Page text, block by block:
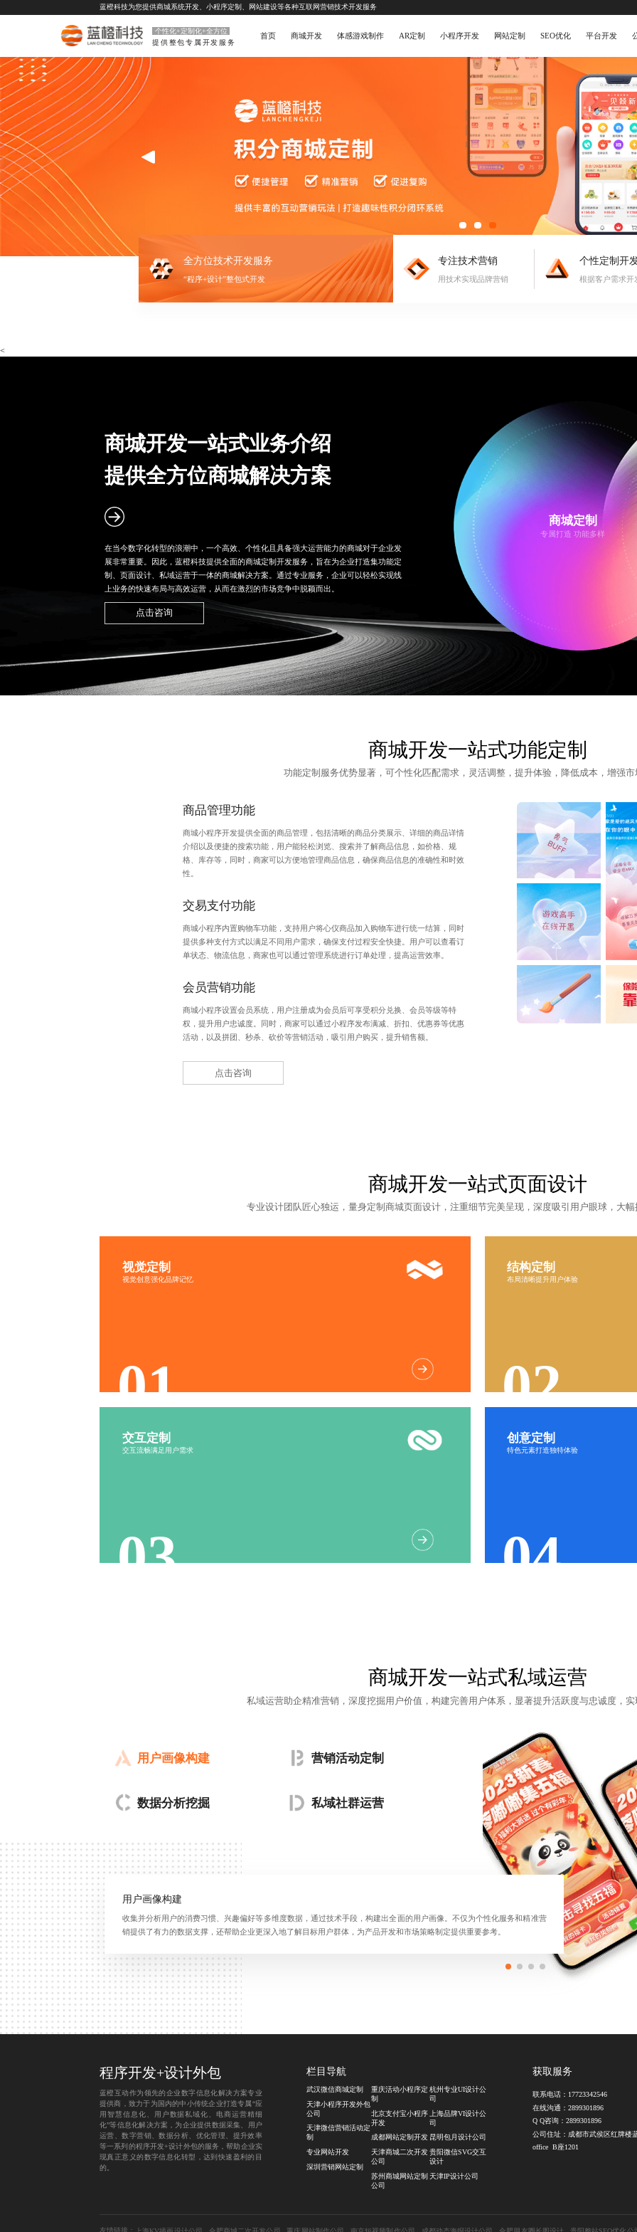
蓝橙科技为您提供商城系统开发 小程序定制 网站建设等各种互联网营销技术开发服务
个性化+定制化+全方位
提供整包专属开发服务
首页 商城开发 体感游戏制作 AR定制 小程序开发 网站定制 SEO优化 平台开发
全方位技术开发服务
“程序+设计”整包式开发
专注技术营销
用技术实现品牌营销
个性定制开
根据客户需求开
<
商城开发一站式业务介绍
提供全方位商城解决方案
在当今数字化转型的浪潮中，一个高效、个性化且具备强大运营能力的商城对于企业发
展非常重要。因此，蓝橙科技提供全面的商城定制开发服务，旨在为企业打造集功能定
制、页面设计、私域运营于一体的商城解决方案。通过专业服务，企业可以轻松实现线
上业务的快速布局与高效运营，从而在激烈的市场竞争中脱颖而出。
点击咨询
商城定制
专属打造 功能多样
商城开发一站式功能定制
功能定制服务优势显著，可个性化匹配需求，灵活调整，提升体验，降低成本，增强
商品管理功能
商城小程序开发提供全面的商品管理，包括清晰的商品分类展示、详细的商品详情
介绍以及便捷的搜索功能，用户能轻松浏览、搜索并了解商品信息，如价格、规
格、库存等，同时，商家可以方便地管理商品信息，确保商品信息的准确性和时效
性。
交易支付功能
商城小程序内置购物车功能，支持用户将心仪商品加入购物车进行统一结算，同时
提供多种支付方式以满足不同用户需求，确保支付过程安全快捷。用户可以查看订
单状态、物流信息，商家也可以通过管理系统进行订单处理，提高运营效率。
会员营销功能
商城小程序设置会员系统，用户注册成为会员后可享受积分兑换、会员等级等特
权，提升用户忠诚度。同时，商家可以通过小程序发布满减、折扣、优惠券等优惠
活动，以及拼团、秒杀、砍价等营销活动，吸引用户购买，提升销售额。
点击咨询
商城开发一站式页面设计
专业设计团队匠心独运，量身定制 商城页面设计 ，注重细节完美呈现，深度吸引用户眼球，大
视觉定制
视觉创意强化品牌记忆
01
结构定制
布局清晰提升用户体验
02
交互定制
交互流畅满足用户需求
03
创意定制
特色元素打造独特体验
04
商城开发一站式私域运营
私域运营助企精准营销，深度挖掘用户价值，构建完善用户体系，显著提升活跃度与忠诚度，
用户画像构建 营销活动定制
数据分析挖掘 私域社群运营
用户画像构建
收集并分析用户的消费习惯、兴趣偏好等多维度数据，通过技术手段，构建出全面的用户画像。不仅为个性化服务和精准营
销提供了有力的数据支撑，还帮助企业更深入地了解目标用户群体，为产品开发和市场策略制定提供重要参考。
程序开发+设计外包
蓝橙互动作为领先的企业数字信息化解决方案专业
提供商，致力于为国内的中小传统企业打造专属“应
用智慧信息化、用户数据私域化、电商运营精细
化”等信息化解决方案，为企业提供数据采集、用户
运营、数字营销、数据分析、优化管理、提升效率
等一系列的程序开发+设计外包的服务，帮助企业实
现真正意义的数字信息化转型，达到快速盈利的目
的。
栏目导航
武汉微信商城定制
天津小程序开发外包
公司
天津微信营销活动定
制
专业网站开发
深圳营销网站定制
重庆活动小程序定
制
北京支付宝小程序
开发
成都网站定制开发
天津商城二次开发
公司
苏州商城网站定制
公司
杭州专业UI设计公
司
上海品牌VI设计公
司
昆明包月设计公司
贵阳微信SVG交互
设计
天津IP设计公司
获取服务
联系电话： 17723342546
在线沟通： 2899301896
Q Q咨询： 2899301896
公司住址：成都市武侯区红牌楼
office B座1201
友情链接：